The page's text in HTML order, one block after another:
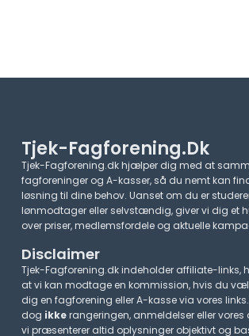
Tjek-Fagforening.dk
Tjek-Fagforening.dk hjælper dig med at
fagforeninger og A-kasser, så du nemt kan
løsning til dine behov. Uanset om du er
lønmodtager eller selvstændig, giver vi dig et
over priser, medlemsfordele og aktuelle
Disclaimer
Tjek-Fagforening.dk indeholder affiliate-links,
at vi kan modtage en kommission, hvis du
dig en fagforening eller A-kasse via vores
dog ikkerangeringen, anmeldelser eller vores
vi præsenterer altid oplysninger objektivt og